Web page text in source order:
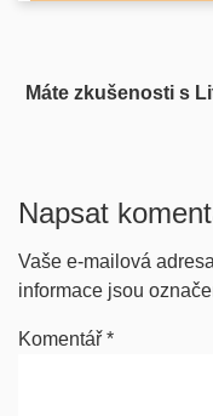
Máte zkušenosti s
Napsat
Vaše e-mailová
informace jsou
Komentář *